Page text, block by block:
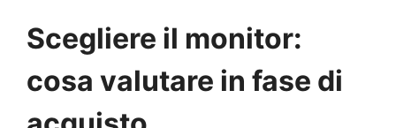
Scegliere il monitor:
cosa valutare in fase di